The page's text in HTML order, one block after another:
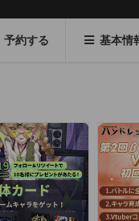
ルを体験せよ！
予約する 基本情